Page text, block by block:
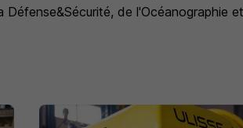
de l'Océanographie